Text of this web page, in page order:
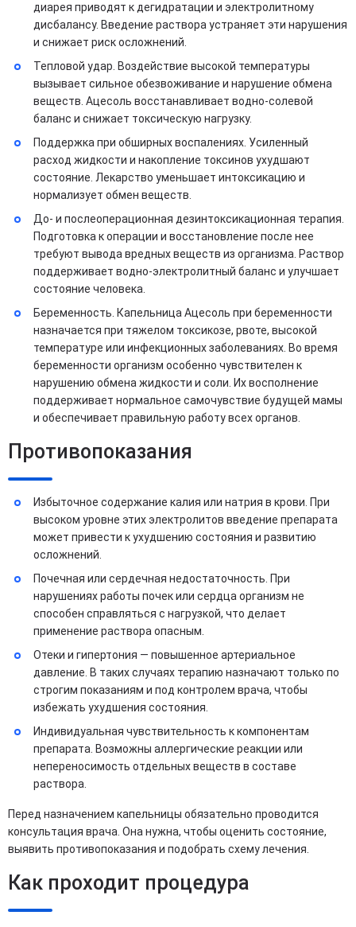
диарея приводят к дегидратации и электролитному
дисбалансу. Введение раствора устраняет эти нарушения
и снижает риск осложнений.
Тепловой удар. Воздействие высокой температуры
вызывает сильное обезвоживание и нарушение обмена
веществ. Ацесоль восстанавливает водно-солевой
баланс и снижает токсическую нагрузку.
Поддержка при обширных воспалениях. Усиленный
расход жидкости и накопление токсинов ухудшают
состояние. Лекарство уменьшает интоксикацию и
нормализует обмен веществ.
До- и послеоперационная дезинтоксикационная терапия.
Подготовка к операции и восстановление после нее
требуют вывода вредных веществ из организма. Раствор
поддерживает водно-электролитный баланс и улучшает
состояние человека.
Беременность. Капельница Ацесоль при беременности
назначается при тяжелом токсикозе, рвоте, высокой
температуре или инфекционных заболеваниях. Во время
беременности организм особенно чувствителен к
нарушению обмена жидкости и соли. Их восполнение
поддерживает нормальное самочувствие будущей мамы
и обеспечивает правильную работу всех органов.
Противопоказания
Избыточное содержание калия или натрия в крови. При
высоком уровне этих электролитов введение препарата
может привести к ухудшению состояния и развитию
осложнений.
Почечная или сердечная недостаточность. При
нарушениях работы почек или сердца организм не
способен справляться с нагрузкой, что делает
применение раствора опасным.
Отеки и гипертония — повышенное артериальное
давление. В таких случаях терапию назначают только по
строгим показаниям и под контролем врача, чтобы
избежать ухудшения состояния.
Индивидуальная чувствительность к компонентам
препарата. Возможны аллергические реакции или
непереносимость отдельных веществ в составе
раствора.
Перед назначением капельницы обязательно проводится
консультация врача. Она нужна, чтобы оценить состояние,
выявить противопоказания и подобрать схему лечения.
Как проходит процедура